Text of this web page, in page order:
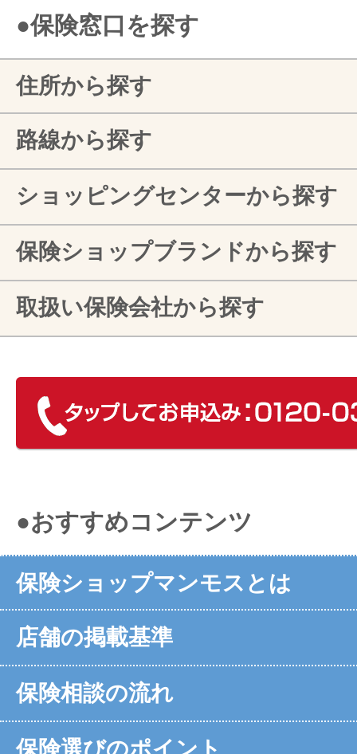
●保険窓口を探す
住所から探す
路線から探す
ショッピングセンターから探す
保険ショップブランドから探す
取扱い保険会社から探す
●おすすめコンテンツ
保険ショップマンモスとは
店舗の掲載基準
保険相談の流れ
保険選びのポイント